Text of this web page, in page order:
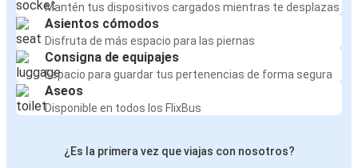
Mantén tus dispositivos cargados mientras te desplazas
Asientos cómodos
Disfruta de más espacio para las piernas
Consigna de equipajes
Espacio para guardar tus pertenencias de forma segura
Aseos
Disponible en todos los FlixBus
¿Es la primera vez que viajas con nosotros?